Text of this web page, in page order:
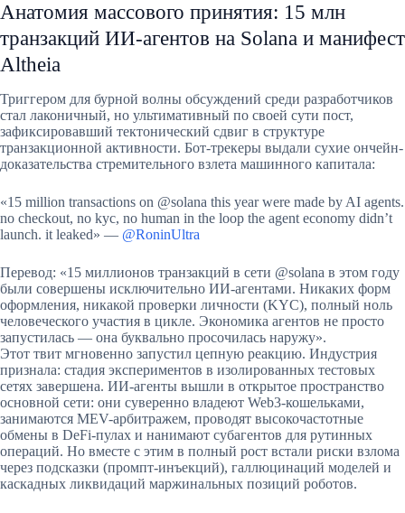
Анатомия массового принятия: 15 млн
транзакций ИИ-агентов на Solana и манифест
Altheia
Триггером для бурной волны обсуждений среди разработчиков
стал лаконичный, но ультимативный по своей сути пост,
зафиксировавший тектонический сдвиг в структуре
транзакционной активности. Бот-трекеры выдали сухие ончейн-
доказательства стремительного взлета машинного капитала:
«15 million transactions on @solana this year were made by AI agents.
no checkout, no kyc, no human in the loop the agent economy didn’t
launch. it leaked» — @RoninUltra
Перевод: «15 миллионов транзакций в сети @solana в этом году
были совершены исключительно ИИ-агентами. Никаких форм
оформления, никакой проверки личности (KYC), полный ноль
человеческого участия в цикле. Экономика агентов не просто
запустилась — она буквально просочилась наружу».
Этот твит мгновенно запустил цепную реакцию. Индустрия
признала: стадия экспериментов в изолированных тестовых
сетях завершена. ИИ-агенты вышли в открытое пространство
основной сети: они суверенно владеют Web3-кошельками,
занимаются MEV-арбитражем, проводят высокочастотные
обмены в DeFi-пулах и нанимают субагентов для рутинных
операций. Но вместе с этим в полный рост встали риски взлома
через подсказки (промпт-инъекций), галлюцинаций моделей и
каскадных ликвидаций маржинальных позиций роботов.